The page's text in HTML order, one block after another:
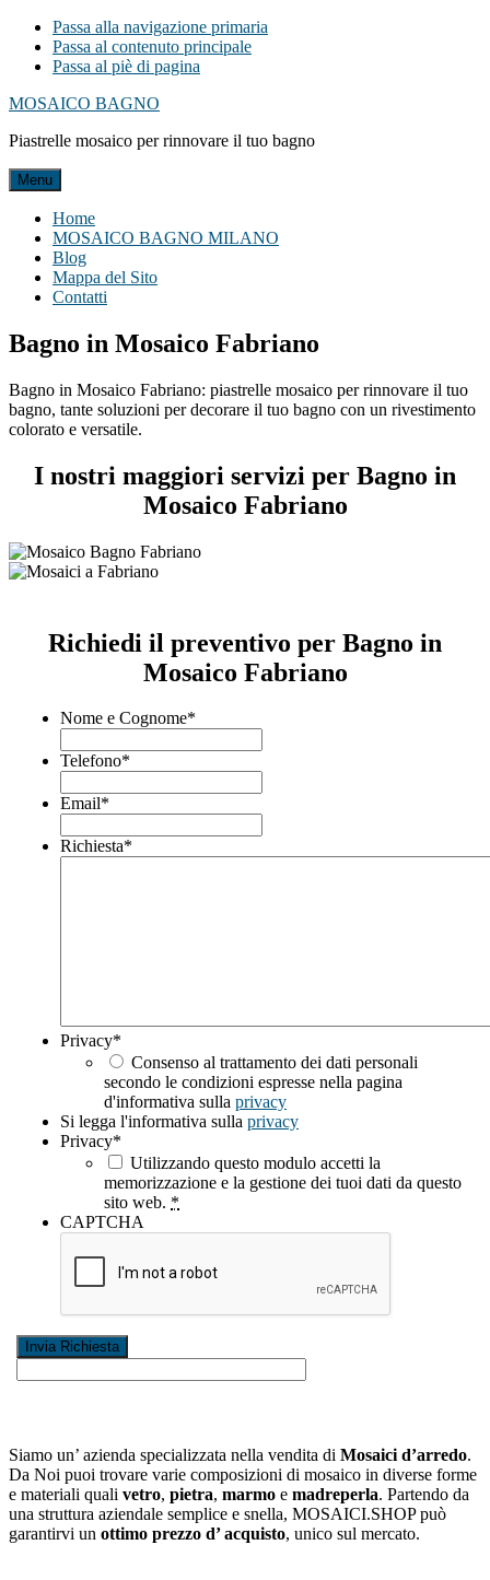
Passa alla navigazione primaria
Passa al contenuto principale
Passa al piè di pagina
MOSAICO BAGNO
Piastrelle mosaico per rinnovare il tuo bagno
Menu
Home
MOSAICO BAGNO MILANO
Blog
Mappa del Sito
Contatti
Bagno in Mosaico Fabriano
Bagno in Mosaico Fabriano: piastrelle mosaico per rinnovare il tuo
bagno, tante soluzioni per decorare il tuo bagno con un rivestimento
colorato e versatile.
I nostri maggiori servizi per Bagno in
Mosaico Fabriano
Richiedi il preventivo per Bagno in
Mosaico Fabriano
Nome e Cognome*
Telefono*
Email*
Richiesta*
Privacy*
Consenso al trattamento dei dati personali
secondo le condizioni espresse nella pagina
d'informativa sulla privacy
Si legga l'informativa sulla privacy
Privacy*
Utilizzando questo modulo accetti la
memorizzazione e la gestione dei tuoi dati da questo
sito web. *
CAPTCHA
Siamo un’ azienda specializzata nella vendita di Mosaici d’arredo.
Da Noi puoi trovare varie composizioni di mosaico in diverse forme
e materiali quali vetro, pietra, marmo e madreperla. Partendo da
una struttura aziendale semplice e snella, MOSAICI.SHOP può
garantirvi un ottimo prezzo d’ acquisto, unico sul mercato.